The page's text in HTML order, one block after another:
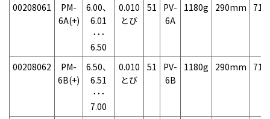
00208061
PM-
6A(+)
6.00、
6.01
･･･
6.50
0.010
とび
51
PV-
6A
1180g 290mm
00208062
PM-
6B(+)
6.50、
6.51
･･･
7.00
0.010
とび
51
PV-
6B
1180g 290mm